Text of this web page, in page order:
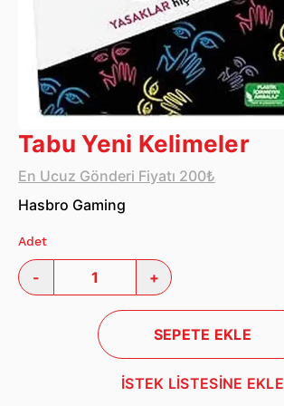
Tabu Yeni Kelimeler
En Ucuz Gönderi Fiyatı 200₺
Hasbro Gaming
Adet
- +
SEPETE EKLE
İSTEK LİSTESİNE EKLE